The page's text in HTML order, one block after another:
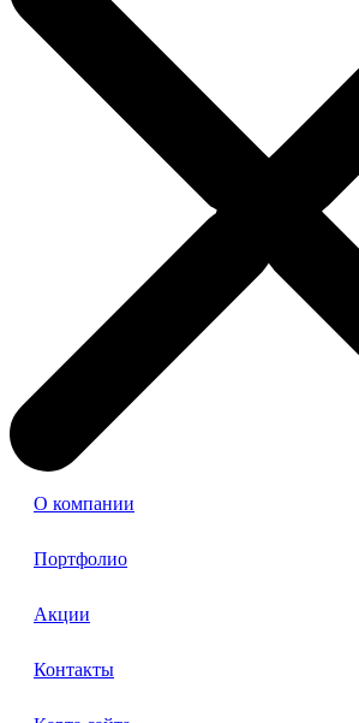
О компании
Портфолио
Акции
Контакты